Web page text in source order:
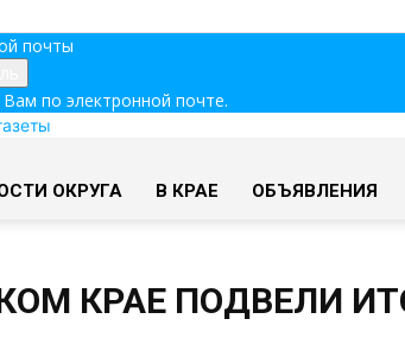
почты
по электронной почте.
ОКРУГА В КРАЕ ОБЪЯВЛЕНИЯ
КРАЕ ПОДВЕЛИ